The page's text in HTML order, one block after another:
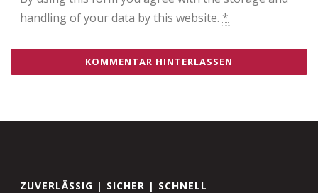
handling of your data by this website. *
ZUVERLÄSSIG | SICHER | SCHNELL